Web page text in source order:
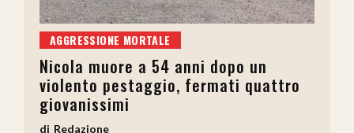
AGGRESSIONE MORTALE
Nicola muore a 54 anni dopo un
violento pestaggio, fermati quattro
giovanissimi
Redazione